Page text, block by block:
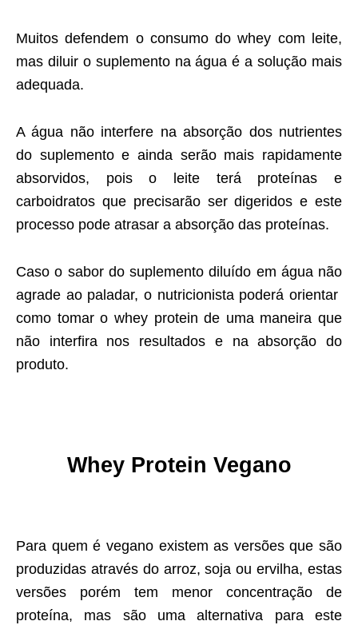
Muitos defendem o consumo do whey com leite,
mas diluir o suplemento na água é a solução mais
adequada.
A água não interfere na absorção dos nutrientes
do suplemento e ainda serão mais rapidamente
absorvidos, pois o leite terá proteínas e
carboidratos que precisarão ser digeridos e este
processo pode atrasar a absorção das proteínas.
Caso o sabor do suplemento diluído em água não
agrade ao paladar, o nutricionista poderá orientar
como tomar o whey protein de uma maneira que
não interfira nos resultados e na absorção do
produto.
Whey Protein Vegano
Para quem é vegano existem as versões que são
produzidas através do arroz, soja ou ervilha, estas
versões porém tem menor concentração de
proteína, mas são uma alternativa para este